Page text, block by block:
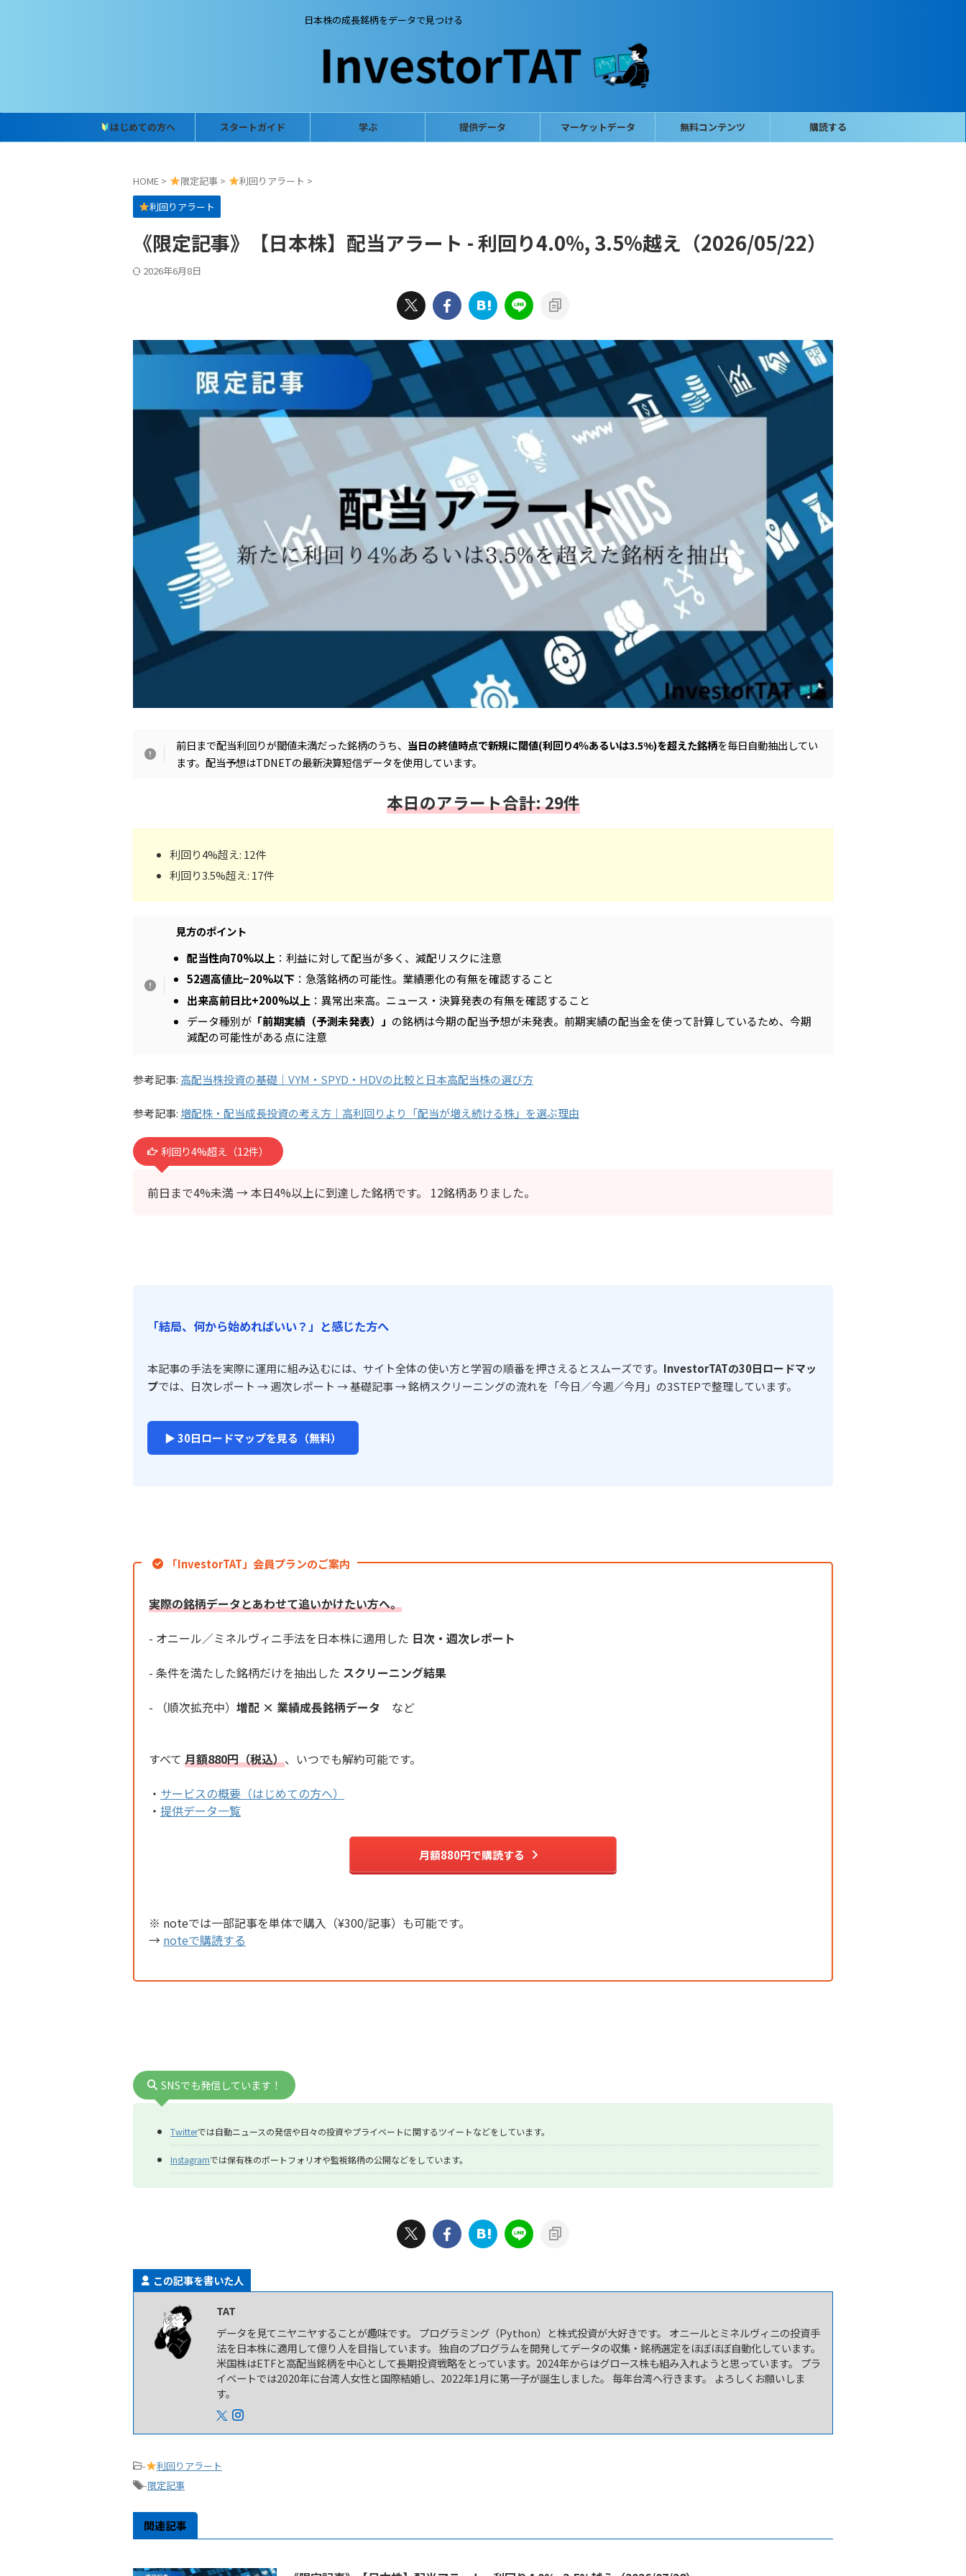
日本株の成長銘柄をデータで見つける
はじめての方へ スタートガイド 学ぶ 提供データ マーケットデータ 無料コンテンツ 購読する
HOME > 限定記事 > 利回りアラート >
利回りアラート
《限定記事》【日本株】配当アラート - 利回り4.0%, 3.5%越え（2026/05/22）
2026年6月8日
前日まで配当利回りが閾値未満だった銘柄のうち、 当日の終値時点で新規に閾値(利回り4％あるいは3.5%)を超えた銘柄を毎日自動抽出してい
ます。配当予想はTDNETの最新決算短信データを使用しています。
本日のアラート合計: 29件
利回り4%超え: 12件
利回り3.5%超え: 17件
見方のポイント
配当性向70%以上 ：利益に対して配当が多く、減配リスクに注意
52週高値比−20%以下 ：急落銘柄の可能性。業績悪化の有無を確認すること
出来高前日比+200%以上 ：異常出来高。ニュース・決算発表の有無を確認すること
データ種別が「前期実績（予測未発表）」 の銘柄は今期の配当予想が未発表。前期実績の配当金を使って計算しているため、今期
減配の可能性がある点に注意
参考記事: 高配当株投資の基礎｜VYM・SPYD・HDVの比較と日本高配当株の選び方
参考記事: 増配株・配当成長投資の考え方｜高利回りより「配当が増え続ける株」を選ぶ理由
利回り4%超え（12件）
前日まで4%未満 → 本日4%以上に到達した銘柄です。 12銘柄ありました。
「結局、何から始めればいい？」と感じた方へ
本記事の手法を実際に運用に組み込むには、サイト全体の使い方と学習の順番を押さえるとスムーズです。 InvestorTATの30日ロードマッ
プでは、日次レポート → 週次レポート → 基礎記事 → 銘柄スクリーニングの流れを「今日／今週／今月」の3STEPで整理しています。
▶ 30日ロードマップを見る（無料）
「InvestorTAT」会員プランのご案内
実際の銘柄データとあわせて追いかけたい方へ。
- オニール／ミネルヴィニ手法を日本株に適用した 日次・週次レポート
- 条件を満たした銘柄だけを抽出した スクリーニング結果
- （順次拡充中） 増配 × 業績成長銘柄データ など
すべて 月額880円（税込）、いつでも解約可能です。
・ サービスの概要（はじめての方へ）
・ 提供データ一覧
月額880円で購読する
※ noteでは一部記事を単体で購入（¥300/記事）も可能です。
→ noteで購読する
SNSでも発信しています！
Twitterでは自動ニュースの発信や日々の投資やプライベートに関するツイートなどをしています。
Instagramでは保有株のポートフォリオや監視銘柄の公開などをしています。
この記事を書いた人
TAT
データを見てニヤニヤすることが趣味です。 プログラミング（Python）と株式投資が大好きです。 オニールとミネルヴィニの投資手
法を日本株に適用して億り人を目指しています。 独自のプログラムを開発してデータの収集・銘柄選定をほぼほぼ自動化しています。
米国株はETFと高配当銘柄を中心として長期投資戦略をとっています。2024年からはグロース株も組み入れようと思っています。 プラ
イベートでは2020年に台湾人女性と国際結婚し、2022年1月に第一子が誕生しました。 毎年台湾へ行きます。 よろしくお願いしま
す。
-
利回りアラート
-限定記事
関連記事